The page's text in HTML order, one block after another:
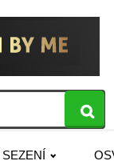
SEZENÍ